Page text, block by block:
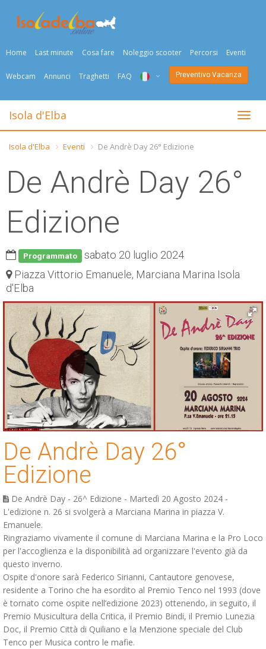
Home Last minute Cosa fare Noleggio scooter Percorsi Eventi
Webcam Annunci Traghetti FAQ
ENG
NED
DAN
ESP
SLO
Preventivo Vacanza
Togli
Isola d'Elba
Isola d'Elba Eventi De Andrè Day 26° Edizione
De Andrè Day 26°
Edizione
Programmato
sabato 20 luglio 2024
Piazza Vittorio Emanuele, Marciana Marina Isola
d'Elba
De Andrè Day 26°
Edizione
De Andrè Day - 26^ Edizione - Martedì 20 Agosto 2024 -
L'edizione n. 26 si svolgerà a Marciana Marina in piazza V.
Emanuele.
Ringraziamo vivamente il comune di Marciana Marina e la Pro Loco
per l'accoglienza e la disponibilità ad organizzare l'evento già da
questo inverno.
Ospite d'onore sarà Federico Sirianni, Cantautore genovese,
residente a Torino che ha esordito al Premio Tenco nel 1993 (dove
è tornato come ospite nell’edizione 2023) ottenendo, in seguito, il
Premio Musicultura della Critica, il Premio Bindi, il Premio Lunezia
Doc, il Premio Città di Quiliano e la Menzione speciale del Club
Tenco per Musica contro le mafie.